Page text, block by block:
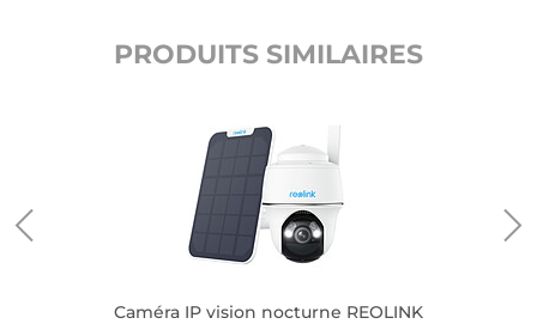
PRODUITS SIMILAIRES
Caméra IP vision nocturne REOLINK